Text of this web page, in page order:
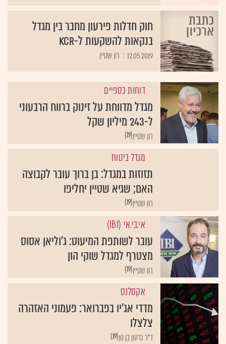
חוק חדלות פירעון מחבר בין מגדל
בנקאות להשקעות ל-KCR
12.05.2019 רון שטיין
דוחות כספיים
מגדל מדווחת על זינוק ברווח הרבעוני
ל-243 מיליון שקל
{19}רון שטיין
מגדל ביטוח
תזוזות במגדל: בן ברוך עובר לקבוצה
האם; שגיא שטיין יחליפו
{19}רון שטיין
אי.בי.אי (IBI)
עובר לשותפת המיעוט: ג'וליאן אסוס
מצטרף למגדל שוקי הון
{19}רון שטיין
אקסלנס
מדדי אג'יו בפברואר: פעמוני האזהרה
צלצלו
{19}ד"ר גדעון בן נון